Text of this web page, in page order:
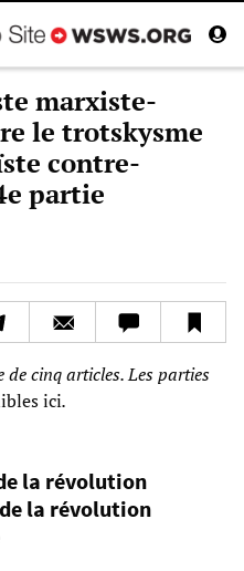
marxiste-
le trotskysme
contre-
partie
de cinq articles. Les parties
ici.
la révolution
la révolution